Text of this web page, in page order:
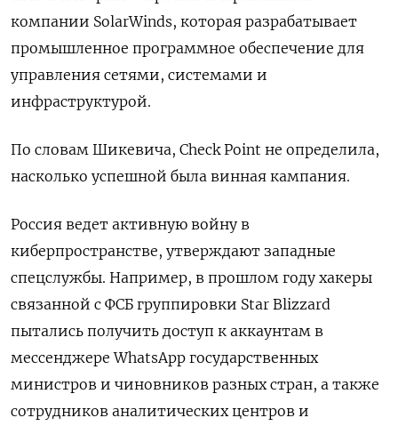
компании SolarWinds, которая разрабатывает
промышленное программное обеспечение для
управления сетями, системами и
инфраструктурой.
По словам Шикевича, Check Point не определила,
насколько успешной была винная кампания.
Россия ведет активную войну в
киберпространстве, утверждают западные
спецслужбы. Например, в прошлом году хакеры
связанной с ФСБ группировки Star Blizzard
пытались получить доступ к аккаунтам в
мессенджере WhatsApp государственных
министров и чиновников разных стран, а также
сотрудников аналитических центров и